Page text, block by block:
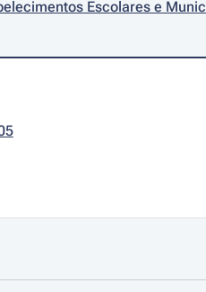
Escolares e